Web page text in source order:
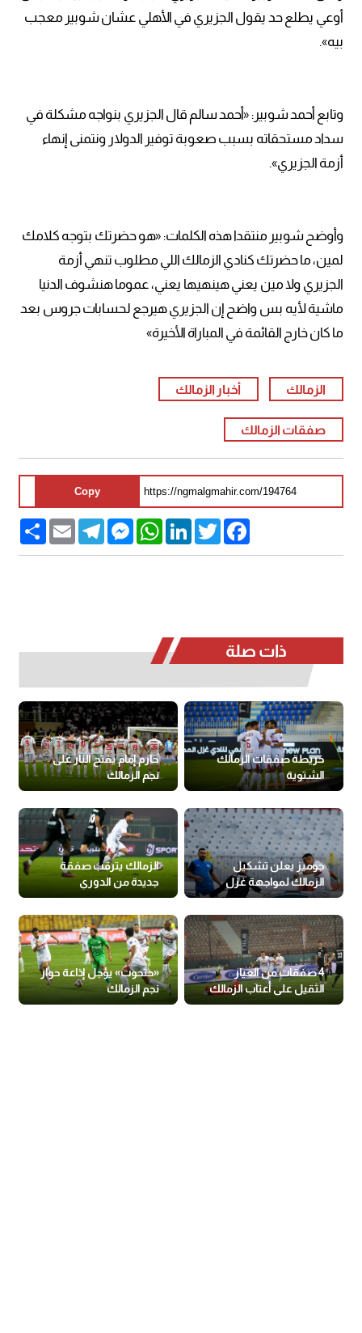
أوعي يطلع حد يقول الجزيري في الأهلي عشان شوبير معجب
بيه».
وتابع أحمد شوبير: «أحمد سالم قال الجزيري بنواجه مشكلة في
سداد مستحقاته بسبب صعوبة توفير الدولار ونتمنى إنهاء
أزمة الجزيري».
وأوضح شوبير منتقدا هذه الكلمات: «هو حضرتك بتوجه كلامك
لمين، ما حضرتك كنادي الزمالك اللي مطلوب تنهي أزمة
الجزيري ولا مين يعني هينهيها يعني، عموما هنشوف الدنيا
ماشية لأيه بس واضح إن الجزيري هيرجع لحسابات جروس بعد
ما كان خارج القائمة في المباراة الأخيرة»
الزمالك أخبار الزمالك
صفقات الزمالك
Copy
Share Email
TelegramMessengerWhatsAppLinkedInTwitter
Facebook
ذات صلة
خريطة صفقات الزمالك
الشتوية
حازم إمام يفتح النار على
نجم الزمالك
جوميز يعلن تشكيل
الزمالك لمواجهة غزل
المحلة
الزمالك يترقب صفقة
جديدة من الدوري
السعودي
4 صفقات من العيار
الثقيل على أعتاب الزمالك
«حتحوت» يؤجل إذاعة حوار
نجم الزمالك